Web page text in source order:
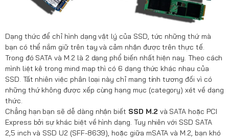
Dạng thức để chỉ hình dạng vật lý của SSD, tức những thứ mà
bạn có thể nắm giữ trên tay và cảm nhận được trên thực tế.
Trong đó SATA và M.2 là 2 dạng phổ biến nhất hiện nay. Theo cách
mình liệt kê trong mind map thì có 6 dạng thức khác nhau của
SSD. Tất nhiên việc phân loại này chỉ mang tính tương đối vì có
những thứ không được xếp cùng hạng mục (category) xét về dạng
thức.
Chẳng hạn bạn sẽ dễ dàng nhận biết SSD M.2 và SATA hoặc PCI
Express bởi sự khác biệt về hình dạng. Tuy nhiên với SSD SATA
2,5 inch và SSD U2 (SFF-8639), hoặc giữa mSATA và M.2, bạn khó